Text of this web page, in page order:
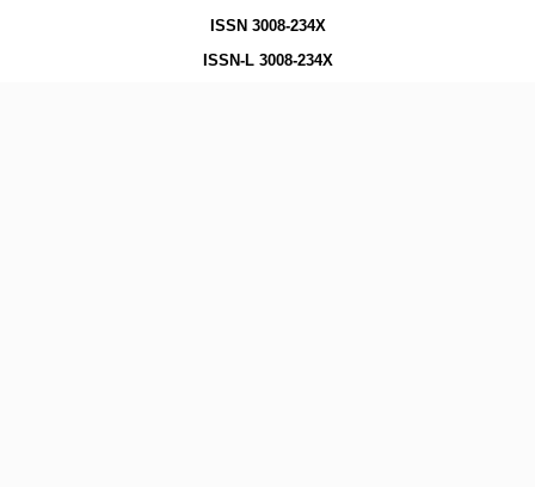
ISSN 3008-234X
ISSN-L 3008-234X